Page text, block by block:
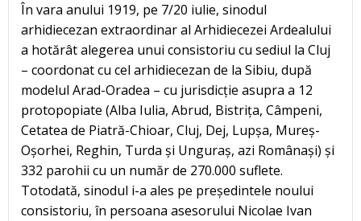
În vara anului 1919, pe 7/20 iulie, sinodul
arhidiecezan extraordinar al Arhidiecezei Ardealului
a hotărât alegerea unui consistoriu cu sediul la Cluj
– coordonat cu cel arhidiecezan de la Sibiu, după
modelul Arad-Oradea – cu jurisdicție asupra a 12
protopopiate (Alba Iulia, Abrud, Bistrița, Câmpeni,
Cetatea de Piatră-Chioar, Cluj, Dej, Lupșa, Mureș-
Oșorhei, Reghin, Turda și Unguraș, azi Românași) și
332 parohii cu un număr de 270.000 suflete.
Totodată, sinodul i-a ales pe președintele noului
consistoriu, în persoana asesorului Nicolae Ivan